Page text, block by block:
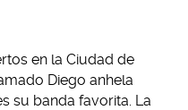
en la Ciudad de
Diego anhela
su banda favorita. La